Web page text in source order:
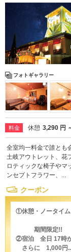
フォトギャラリー
料金 休憩 3,290 円
全室均一料金で誰とも
土岐アウトレット、花
ロティックな椅子やマ
ンセプトフラワー、...
クーポン
①休憩・ノータイ
期間限定!!
②宿泊 全日 17時か
さらに 1,000円